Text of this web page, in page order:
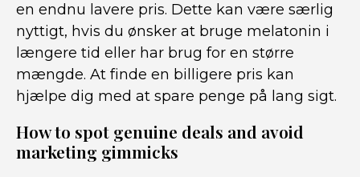
en endnu lavere pris. Dette kan være særlig
nyttigt, hvis du ønsker at bruge melatonin i
længere tid eller har brug for en større
mængde. At finde en billigere pris kan
hjælpe dig med at spare penge på lang sigt.
How to spot genuine deals and avoid
marketing gimmicks